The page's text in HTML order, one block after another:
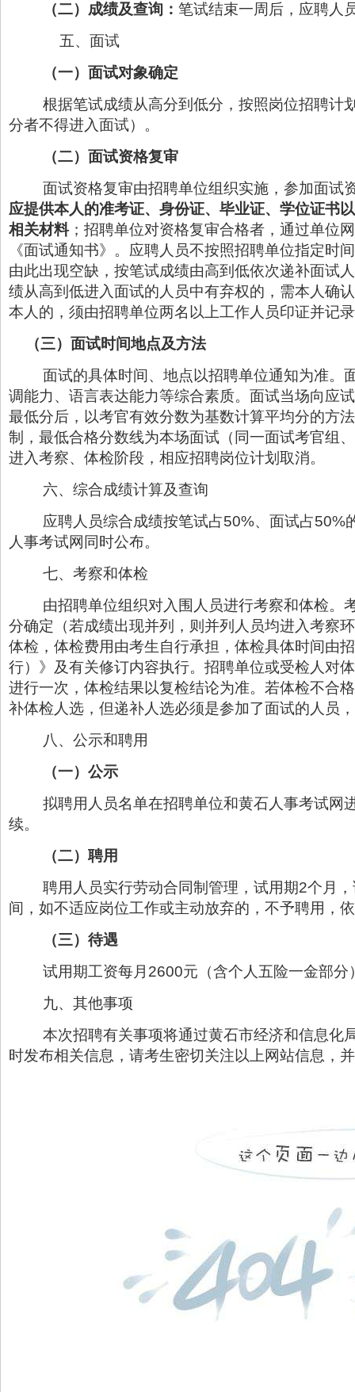
（二）成绩及查询： 笔试结束一周后，应聘人
五、面试
（一）面试对象确定
根据笔试成绩从高分到低分，按照岗位招聘计
分者不得进入面试）。
（二） 面试资格复审
面试资格复审由招聘单位组织实施，参加面试
应提供本人的准考证、身份证、毕业证、学位证书
相关材料；招聘单位对资格复审合格者，通过单位
《面试通知书》。应聘人员不按照招聘单位指定
由此出现空缺，按笔试成绩由高到低依次递补面试
绩从高到低进入面试的人员中有弃权的，需本人确
本人的，须由招聘单位两名以上工作人员印证并记
（三）面试时间地点及方法
面试的具体时间、地点以招聘单位通知为准。
调能力、语言表达能力等综合素质。面试当场向应
最低分后，以考官有效分数为基数计算平均分的方
制，最低合格分数线为本场面试（同一面试考官组
进入考察、体检阶段，相应招聘岗位计划取消。
六、综合成绩计算及查询
应聘人员综合成绩按笔试占50%、面试占
人事考试网同时公布。
七、考察和体检
由招聘单位组织对入围人员进行考察和体检。
分确定（若成绩出现并列，则并列人员均进入考察
体检，体检费用由考生自行承担，体检具体时间由
行）》及有关修订内容执行。招聘单位或受检人对
进行一次，体检结果以复检结论为准。若体检不合
补体检人选，但递补人选必须是参加了面试的人员
八、公示和聘用
（一）公示
拟聘用人员名单在招聘单位和黄石人事考试网
续。
（二）聘用
聘用人员实行劳动合同制管理，试用期2个月
间，如不适应岗位工作或主动放弃的，不予聘用，
（三） 待遇
试用期工资每月2600元（含个人五险一金部
九、其他事项
本次招聘有关事项将通过黄石市经济和信息化
时发布相关信息，请考生密切关注以上网站信息